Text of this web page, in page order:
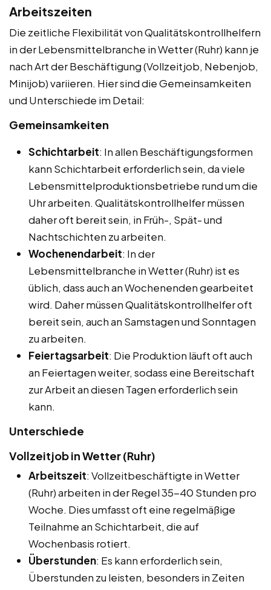
Arbeitszeiten
Die zeitliche Flexibilität von Qualitätskontrollhelfern
in der Lebensmittelbranche in Wetter (Ruhr) kann je
nach Art der Beschäftigung (Vollzeitjob, Nebenjob,
Minijob) variieren. Hier sind die Gemeinsamkeiten
und Unterschiede im Detail:
Gemeinsamkeiten
Schichtarbeit: In allen Beschäftigungsformen
kann Schichtarbeit erforderlich sein, da viele
Lebensmittelproduktionsbetriebe rund um die
Uhr arbeiten. Qualitätskontrollhelfer müssen
daher oft bereit sein, in Früh-, Spät- und
Nachtschichten zu arbeiten.
Wochenendarbeit: In der
Lebensmittelbranche in Wetter (Ruhr) ist es
üblich, dass auch an Wochenenden gearbeitet
wird. Daher müssen Qualitätskontrollhelfer oft
bereit sein, auch an Samstagen und Sonntagen
zu arbeiten.
Feiertagsarbeit: Die Produktion läuft oft auch
an Feiertagen weiter, sodass eine Bereitschaft
zur Arbeit an diesen Tagen erforderlich sein
kann.
Unterschiede
Vollzeitjob in Wetter (Ruhr)
Arbeitszeit: Vollzeitbeschäftigte in Wetter
(Ruhr) arbeiten in der Regel 35-40 Stunden pro
Woche. Dies umfasst oft eine regelmäßige
Teilnahme an Schichtarbeit, die auf
Wochenbasis rotiert.
Überstunden: Es kann erforderlich sein,
Überstunden zu leisten, besonders in Zeiten